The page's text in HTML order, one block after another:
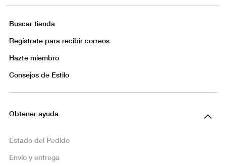
Buscar tienda
Regístrate para recibir correos
Hazte miembro
Consejos de Estilo
Obtener ayuda
Estado del Pedido
Envío y entrega